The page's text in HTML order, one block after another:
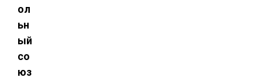
ол
ьн
ый
со
юз